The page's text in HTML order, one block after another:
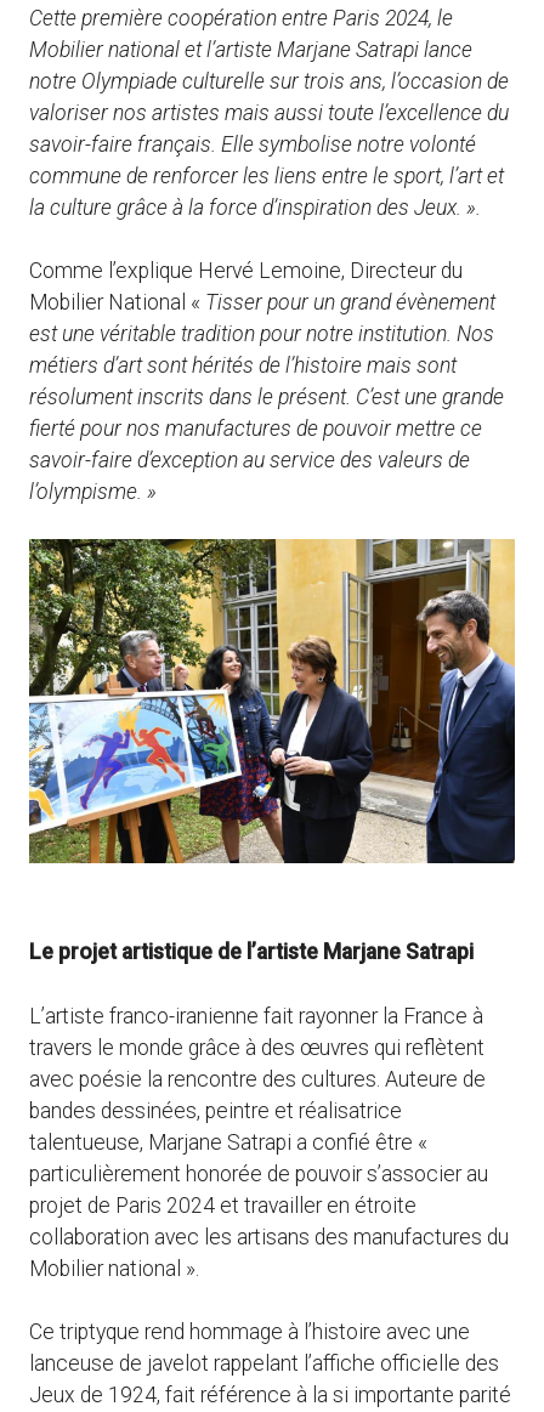
Cette première coopération entre Paris 2024, le
Mobilier national et l’artiste Marjane Satrapi lance
notre Olympiade culturelle sur trois ans, l’occasion de
valoriser nos artistes mais aussi toute l’excellence du
savoir-faire français. Elle symbolise notre volonté
commune de renforcer les liens entre le sport, l’art et
la culture grâce à la force d’inspiration des Jeux. ».
Comme l’explique Hervé Lemoine, Directeur du
Mobilier National « Tisser pour un grand évènement
est une véritable tradition pour notre institution. Nos
métiers d’art sont hérités de l’histoire mais sont
résolument inscrits dans le présent. C’est une grande
fierté pour nos manufactures de pouvoir mettre ce
savoir-faire d’exception au service des valeurs de
l’olympisme. »
Le projet artistique de l’artiste Marjane Satrapi
L’artiste franco-iranienne fait rayonner la France à
travers le monde grâce à des œuvres qui reflètent
avec poésie la rencontre des cultures. Auteure de
bandes dessinées, peintre et réalisatrice
talentueuse, Marjane Satrapi a confié être «
particulièrement honorée de pouvoir s’associer au
projet de Paris 2024 et travailler en étroite
collaboration avec les artisans des manufactures du
Mobilier national ».
Ce triptyque rend hommage à l’histoire avec une
lanceuse de javelot rappelant l’affiche officielle des
Jeux de 1924, fait référence à la si importante parité